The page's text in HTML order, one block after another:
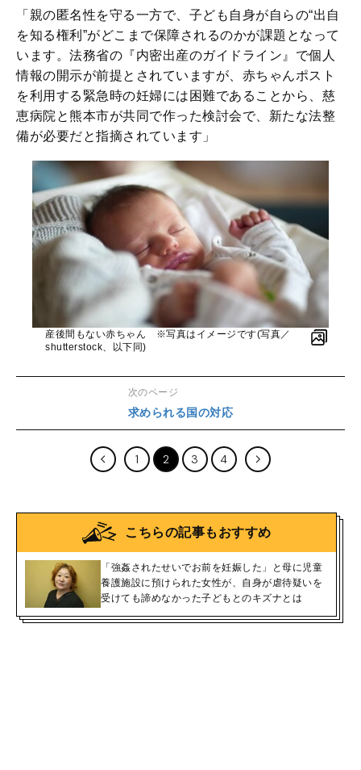
「親の匿名性を守る一方で、子ども自身が自らの“出自
を知る権利”がどこまで保障されるのかが課題となって
います。法務省の『内密出産のガイドライン』で個人
情報の開示が前提とされていますが、赤ちゃんポスト
を利用する緊急時の妊婦には困難であることから、慈
恵病院と熊本市が共同で作った検討会で、新たな法整
備が必要だと指摘されています」
産後間もない赤ちゃん ※写真はイメージです(写真／
shutterstock、以下同)
次のページ
求められる国の対応
1 2 3 4
こちらの記事もおすすめ
「強姦されたせいでお前を妊娠した」と母に児童
養護施設に預けられた女性が、自身が虐待疑いを
受けても諦めなかった子どもとのキズナとは